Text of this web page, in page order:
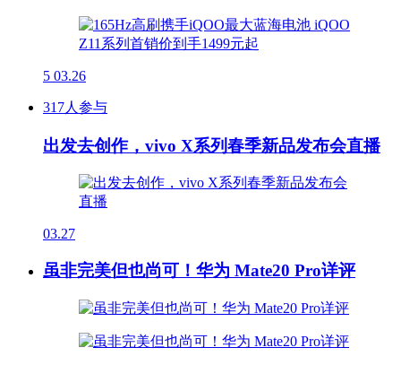
5 03.26
317人参与
出发去创作，vivo X系列春季新品发布会直播
03.27
虽非完美但也尚可！华为 Mate20 Pro详评